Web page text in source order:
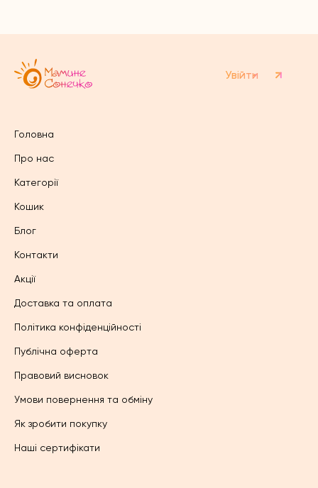
товару
Увійти
Головна
Про нас
Категорії
Кошик
Блог
Контакти
Акції
Доставка та оплата
Політика конфіденційності
Публічна оферта
Правовий висновок
Умови повернення та обміну
Як зробити покупку
Наші сертифікати